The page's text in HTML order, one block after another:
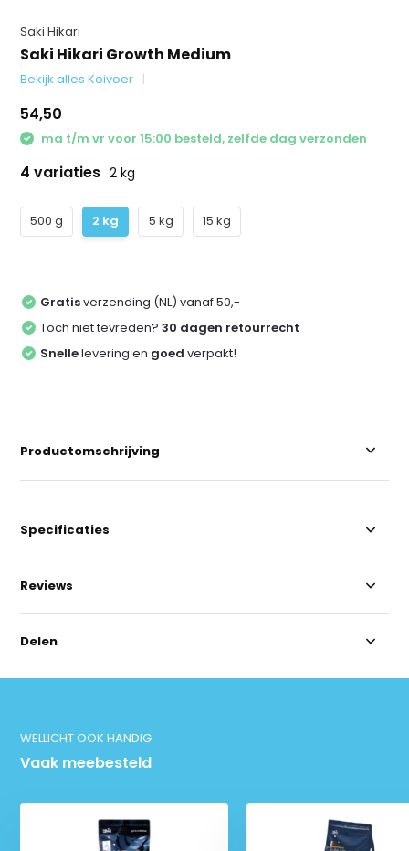
Saki Hikari
Saki Hikari Growth Medium
Bekijk alles Koivoer
54,50
ma t/m vr voor 15:00 besteld, zelfde dag verzonden
4 variaties 2 kg
500 g 2 kg 5 kg 15 kg
Gratisverzending (NL) vanaf 50,-
Toch niet tevreden?30 dagen retourrecht
Snellelevering en goed verpakt!
Productomschrijving
Specificaties
Reviews
Delen
WELLICHT OOK HANDIG
Vaak meebesteld